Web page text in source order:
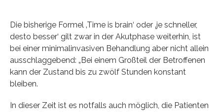
Die bisherige Formel ‚Time is brain‘ oder ‚je schneller,
desto besser‘ gilt zwar in der Akutphase weiterhin, ist
bei einer minimalinvasiven Behandlung aber nicht allein
ausschlaggebend: „Bei einem Großteil der Betroffenen
kann der Zustand bis zu zwölf Stunden konstant
bleiben.
In dieser Zeit ist es notfalls auch möglich, die Patienten